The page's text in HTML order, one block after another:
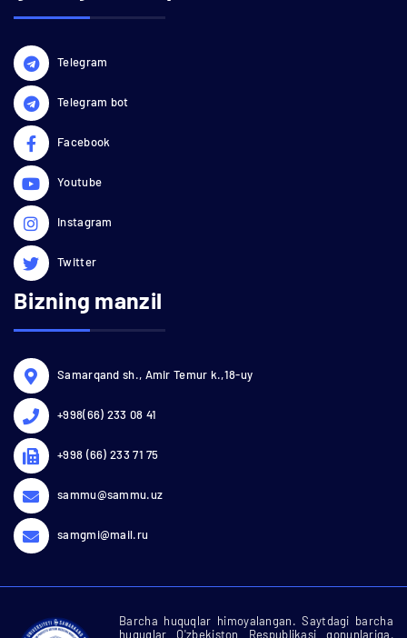
Telegram
Telegram bot
Facebook
Youtube
Instagram
Twitter
Bizning manzil
Samarqand sh., Amir Temur k.,18-uy
+998(66) 233 08 41
+998 (66) 233 71 75
sammu@sammu.uz
samgmi@mail.ru
Barcha huquqlar himoyalangan. Saytdagi barcha
huquqlar O'zbekiston Respublikasi qonunlariga,